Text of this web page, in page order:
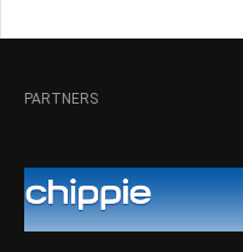
PARTNERS